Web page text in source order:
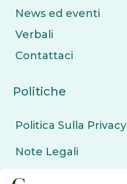
News ed eventi
Verbali
Contattaci
Politiche
Politica Sulla Privacy
Note Legali
Politica sui Cookie